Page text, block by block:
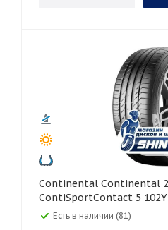
Continental Continental 245/45 R19
ContiSportContact 5 102Y
Есть в наличии (81)